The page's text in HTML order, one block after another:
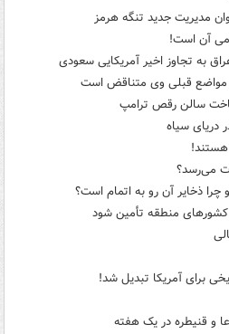
مدیریت جدید تنگه هرمز
آن است!
به تجاوز اخیر آمریکایی سعودی
با مواضع قبلی وی متناقض است
سالن رقص ترامپ
دریای سیاه
هستند!
می‌رسد؟
ذخایر آن رو به اتمام است؟
منطقه تأمین شود
برای آمریکا تبدیل شد!